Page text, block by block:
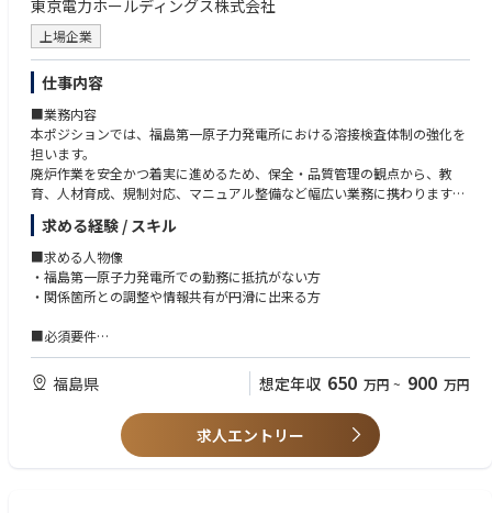
・遠隔作業における計画立案、運用管理、安全管理の推進
・関係部署や協力会社との調整・情報共有の実施
・作業リスクや影響範囲の整理と上位者への提案・報告
・作業品質向上に向けた改善課題の抽出と標準化の推進
・訓練や技術継承を通じた運用体制の強化
将来的には、多様な遠隔装置や運用案件に対応しながら、オペレーション
全体の高度化や組織運営にも関与する中核メンバーとして活躍いただくこ
とを期待しています。
■魅力・やりがい
において、遠隔技術の活用を最前線で推進できる点です。
安全性向上と作業効率化の両立を目指しながら、社会的意義の高い業務に
携わることができます。
～具体的には～
・廃炉事業の現場に直接関わり、社会的価値の高い取り組みに貢献できる
・計画立案から現場運用まで一貫して担当し、実行力を高められる
・ドローンや四足歩行ロボットなど多様な遠隔技術に触れられる
・多様な専門家や関係機関との連携を通じて知見を広げられる
高度化につながるため、自身の仕事の成果を実感しやすい環境です。
ル
・作業計画（手順・飛行計画・体制設計）に関する理解および実行力
・リスクアセスメントおよび安全管理に関する知識
・現場状況に応じた判断材料（リスク・影響範囲等）を整理できる能力
・関係者と円滑に業務を進めるためのコミュニケーション能力
・チームの心理的安全性を意識したチーム運営・関係構築力
・Excel、Word、PowerPointの使用ができること
～資格～
・福島第一原子力発電所における放射線管理区域で業務できること
■歓迎要件
～経験～
・非GPS環境でのドローン運用経験
・プラントまたはインフラ設備におけるドローン点検・作業経験
・モックアップ検証や事前検証の実務経験
・作業手順書の作成・改善経験
～知識・技能～
・SLAM、点群処理、自己位置推定等に関する基礎知識
・チームリーダーまたはプロジェクト推進経験
東京電力ホールディングス株式会社
上場企業
仕事内容
■業務内容
本ポジションでは、福島第一原子力発電所における溶接検査体制の強化を
担います。
廃炉作業を安全かつ着実に進めるため、保全・品質管理の観点から、教
育、人材育成、規制対応、マニュアル整備など幅広い業務に携わります。
現場部門と本社機能をつなぐ立場として、専門知見を活かしながら組織横
断で業務を推進いただきます。
～具体的には～
・溶接検査に関する研修の企画・運営や教育資料の作成
・規制改正に伴う社内ルールやマニュアルの整備・改訂
・工事監理や保全案件における品質確保に向けた技術支援
日常的な運用業務に加え、教育体系の整備や規制対応などの改善活動にも
継続的に関与し、溶接検査領域の品質向上と技術伝承を支えていただきま
■責任・期待される役割
求める経験 / スキル
■求める人物像
・福島第一原子力発電所での勤務に抵抗がない方
・関係箇所との調整や情報共有が円滑に出来る方
■必須要件
～経験～
・製造業、プラント、エネルギー、建設・インフラ分野における溶接検査
の対応業務を３年以上経験している方
・技術的内容について、社内外へ説明・展開できるコミュニケーション力
～知識・技能～
・原子炉等規制法および関連規則に関する基礎知識
福島県 想定年収 650 万円 ~ 900 万円
求人エントリー